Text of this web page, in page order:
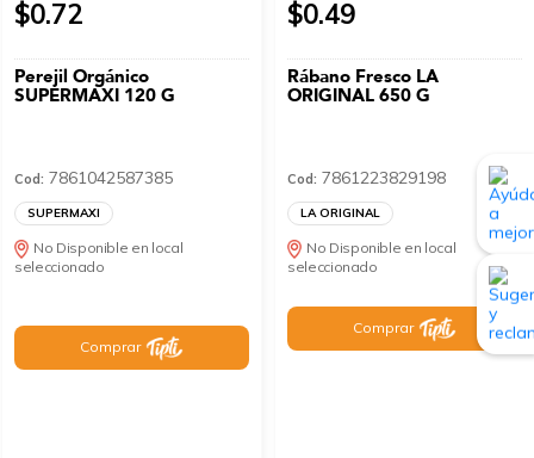
$0.72
Perejil Orgánico
SUPERMAXI 120 G
Cod: 7861042587385
SUPERMAXI
No Disponible en local
seleccionado
Comprar
$0.49
Rábano Fresco LA
ORIGINAL 650 G
Cod: 7861223829198
LA ORIGINAL
No Disponible en local
seleccionado
Comprar